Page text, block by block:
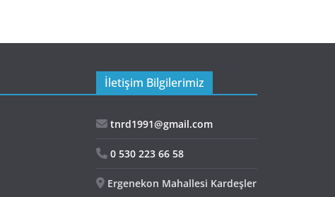
İletişim Bilgilerimiz
tnrd1991@gmail.com
0 530 223 66 58
Ergenekon Mahallesi Kardeşler